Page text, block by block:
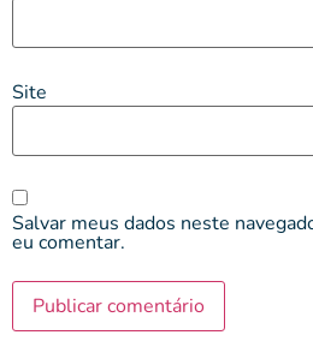
Site
Salvar meus dados neste
eu comentar.